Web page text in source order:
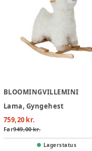
BLOOMINGVILLEMINI
Lama, Gyngehest
759,20 kr.
Før949,00 kr.
Lagerstatus